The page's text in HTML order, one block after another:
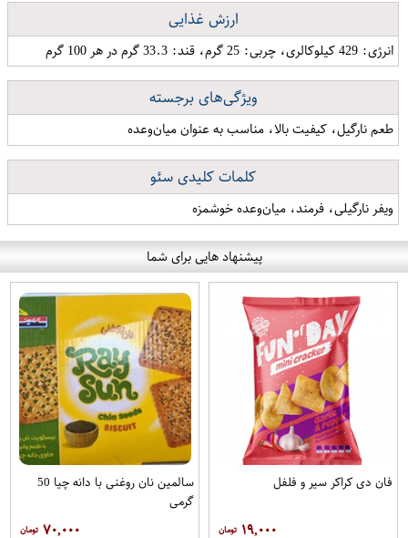
ارزش غذایی
انرژی: 429 کیلوکالری، چربی: 25 گرم، قند: 33.3 گرم در هر 100 گرم
ویژگی‌های برجسته
طعم نارگیل، کیفیت بالا، مناسب به عنوان میان‌وعده
کلمات کلیدی سئو
ویفر نارگیلی، فرمند، میان‌وعده خوشمزه
پیشنهاد هایی برای شما
فان دی کراکر سیر و فلفل
۱۹,۰۰۰
سالمین نان روغنی با دانه چیا 50
گرمی
۷۰,۰۰۰